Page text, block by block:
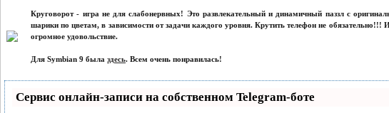
Круговорот - игра не для слабонервных! Это развлекательный и динамичный паззл с
шарики по цветам, в зависимости от задачи каждого уровня. Крутить телефон не обязательно!!!
огромное удовольствие.
Для Symbian 9 была здесь. Всем очень понравилась!
Сервис онлайн-записи на собственном Telegram-боте